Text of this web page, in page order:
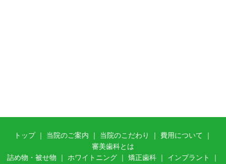
トップ｜ 当院のご案内 ｜ 当 院のこだわり ｜ 費用について ｜
審美歯科とは
詰め物・被せ物 ｜ ホワイトニング ｜ 矯正歯科 ｜ インプラント ｜